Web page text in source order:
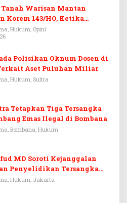
Warisan Mantan
Korem 143/HO, Ketika
Arena Pemerasan
Hukum, Opini
Polisikan Oknum Dosen di
Aset Puluhan Miliar
Hukum, Sultra
Tetapkan Tiga Tersangka
Emas Ilegal di Bombana
Bombana, Hukum
MD Soroti Kejanggalan
Penyelidikan Tersangka
Hukum, Jakarta